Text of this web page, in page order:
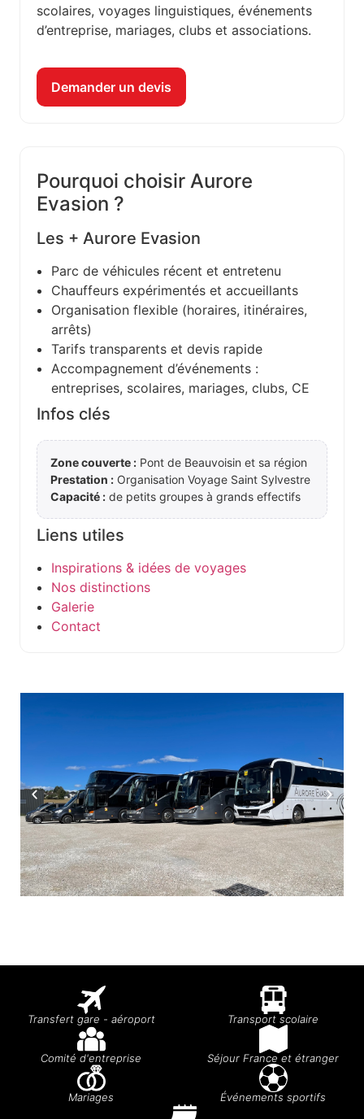
scolaires, voyages linguistiques, événements
d’entreprise, mariages, clubs et associations.
Demander un devis
Pourquoi choisir Aurore
Evasion ?
Les + Aurore Evasion
Parc de véhicules récent et entretenu
Chauffeurs expérimentés et accueillants
Organisation flexible (horaires, itinéraires,
arrêts)
Tarifs transparents et devis rapide
Accompagnement d’événements :
entreprises, scolaires, mariages, clubs, CE
Infos clés
Zone couverte : Pont de Beauvoisin et sa région
Prestation : Organisation Voyage Saint Sylvestre
Capacité : de petits groupes à grands effectifs
Liens utiles
Inspirations & idées de voyages
Nos distinctions
Galerie
Contact
Transfert gare - aéroport Transport scolaire
Comité d'entreprise Séjour France et étranger
Mariages Événements sportifs